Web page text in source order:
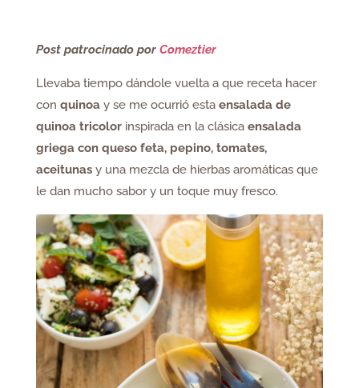
Post patrocinado por Comeztier
Llevaba tiempo dándole vuelta a que receta hacer
con quinoa y se me ocurrió esta ensalada de
quinoa tricolorinspirada en la clásica ensalada
griega con queso feta, pepino, tomates,
aceitunasy una mezcla de hierbas aromáticas que
le dan mucho sabor y un toque muy fresco.